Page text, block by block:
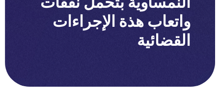
واتعاب هذة الإجراءات
القضائية